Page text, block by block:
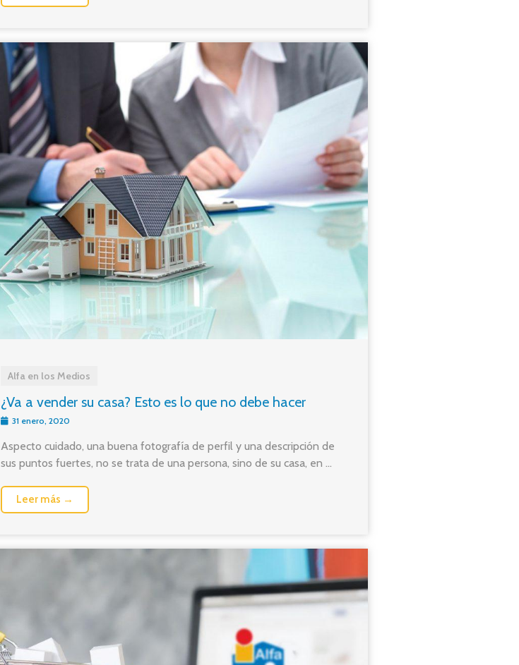
Alfa en los Medios
¿Va a vender su casa? Esto es lo que no debe hacer
31 enero, 2020
Aspecto cuidado, una buena fotografía de perfil y una descripción de
sus puntos fuertes, no se trata de una persona, sino de su casa, en ...
Leer más →